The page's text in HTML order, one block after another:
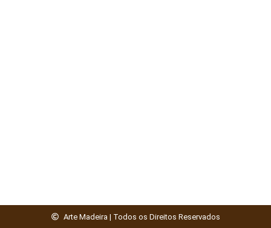
Arte Madeira | Todos os Direitos Reservados